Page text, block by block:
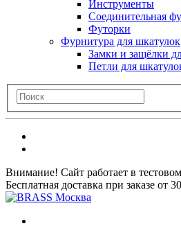
Инструменты
Соединительная
Футорки
Фурнитура для шкатулок
Замки и защёлки
Петли для
Внимание! Сайт работает в
Бесплатная доставка при заказе от